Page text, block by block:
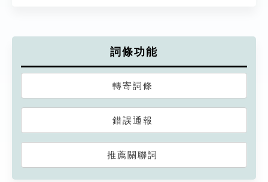
詞條功能
轉寄詞條
錯誤通報
推薦關聯詞